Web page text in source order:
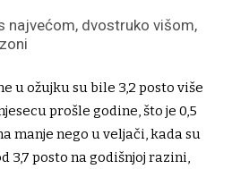
najvećom, dvostruko višom,
u ožujku su bile 3,2 posto više
prošle godine, što je 0,5
manje nego u veljači, kada su
3,7 posto na godišnjoj razini,